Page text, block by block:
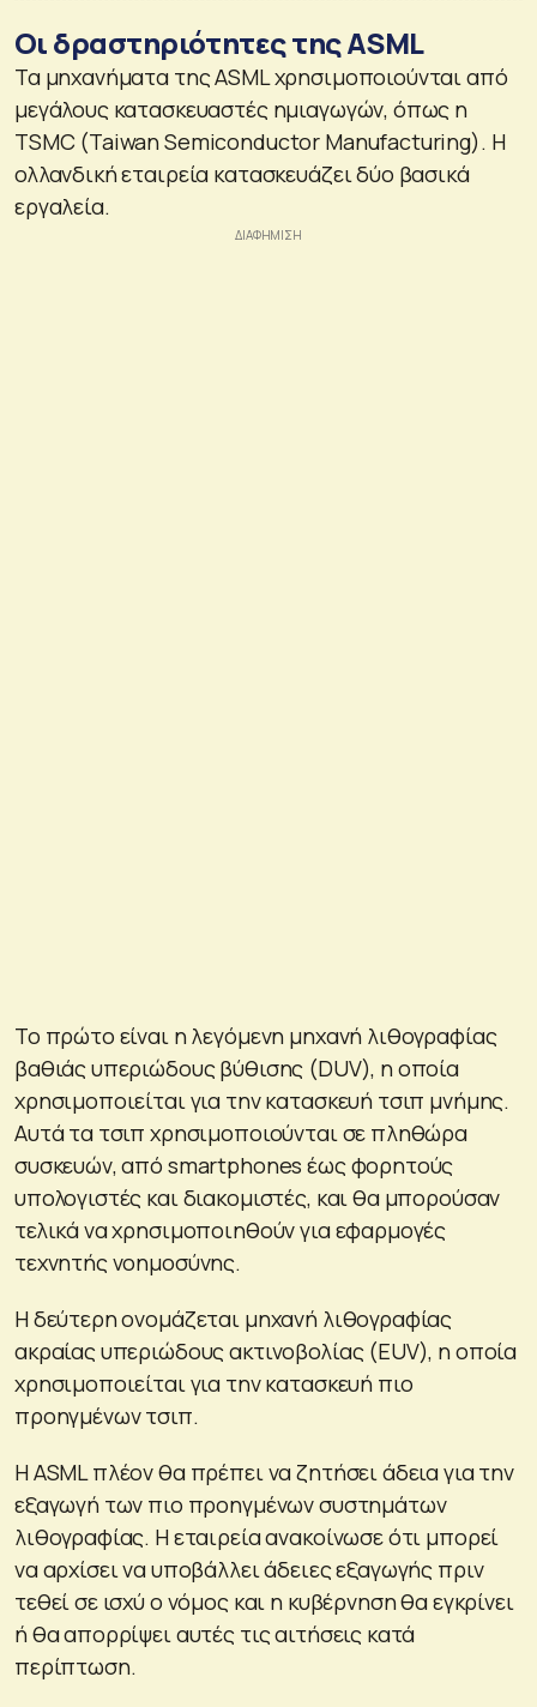
Οι δραστηριότητες της ASML
Τα μηχανήματα της ASML χρησιμοποιούνται από
μεγάλους κατασκευαστές ημιαγωγών, όπως η
TSMC (Taiwan Semiconductor Manufacturing). Η
ολλανδική εταιρεία κατασκευάζει δύο βασικά
εργαλεία.
Το πρώτο είναι η λεγόμενη μηχανή λιθογραφίας
βαθιάς υπεριώδους βύθισης (DUV), η οποία
χρησιμοποιείται για την κατασκευή τσιπ μνήμης.
Αυτά τα τσιπ χρησιμοποιούνται σε πληθώρα
συσκευών, από smartphones έως φορητούς
υπολογιστές και διακομιστές, και θα μπορούσαν
τελικά να χρησιμοποιηθούν για εφαρμογές
τεχνητής νοημοσύνης.
Η δεύτερη ονομάζεται μηχανή λιθογραφίας
ακραίας υπεριώδους ακτινοβολίας (EUV), η οποία
χρησιμοποιείται για την κατασκευή πιο
προηγμένων τσιπ.
Η ASML πλέον θα πρέπει να ζητήσει άδεια για την
εξαγωγή των πιο προηγμένων συστημάτων
λιθογραφίας. Η εταιρεία ανακοίνωσε ότι μπορεί
να αρχίσει να υποβάλλει άδειες εξαγωγής πριν
τεθεί σε ισχύ ο νόμος και η κυβέρνηση θα εγκρίνει
ή θα απορρίψει αυτές τις αιτήσεις κατά
περίπτωση.